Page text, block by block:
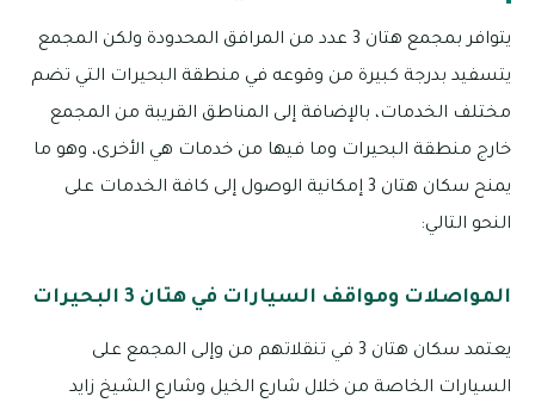
يتوافر بمجمع هتان 3 عدد من المرافق المحدودة ولكن المجمع
يتسفيد بدرجة كبيرة من وقوعه في منطقة البحيرات التي تضم
مختلف الخدمات، بالإضافة إلى المناطق القريبة من المجمع
خارج منطقة البحيرات وما فيها من خدمات هي الأخرى، وهو ما
يمنح سكان هتان 3 إمكانية الوصول إلى كافة الخدمات على
النحو التالي:
المواصلات ومواقف السيارات في هتان 3 البحيرات
يعتمد سكان هتان 3 في تنقلاتهم من وإلى المجمع على
السيارات الخاصة من خلال شارع الخيل وشارع الشيخ زايد